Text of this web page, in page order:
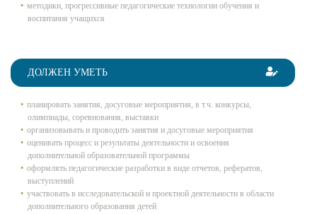
методики, прогрессивные педагогические технологии обучения и
воспитания учащихся
ДОЛЖЕН УМЕТЬ
планировать занятия, досуговые мероприятия, в т.ч. конкурсы,
олимпиады, соревнования, выставки
организовывать и проводить занятия и досуговые мероприятия
оценивать процесс и результаты деятельности и освоения
дополнительной образовательной программы
оформлять педагогические разработки в виде отчетов, рефератов,
выступлений
участвовать в исследовательской и проектной деятельности в области
дополнительного образования детей